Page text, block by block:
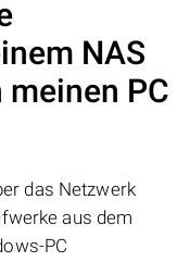
NAS
PC
das Netzwerk
aus dem
PC